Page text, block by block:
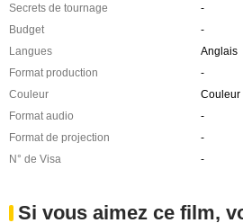
Secrets de tournage
-
Budget
-
Langues
Anglais
Format production
-
Couleur
Couleur
Format audio
-
Format de projection
-
N° de Visa
-
Si vous aimez ce film,